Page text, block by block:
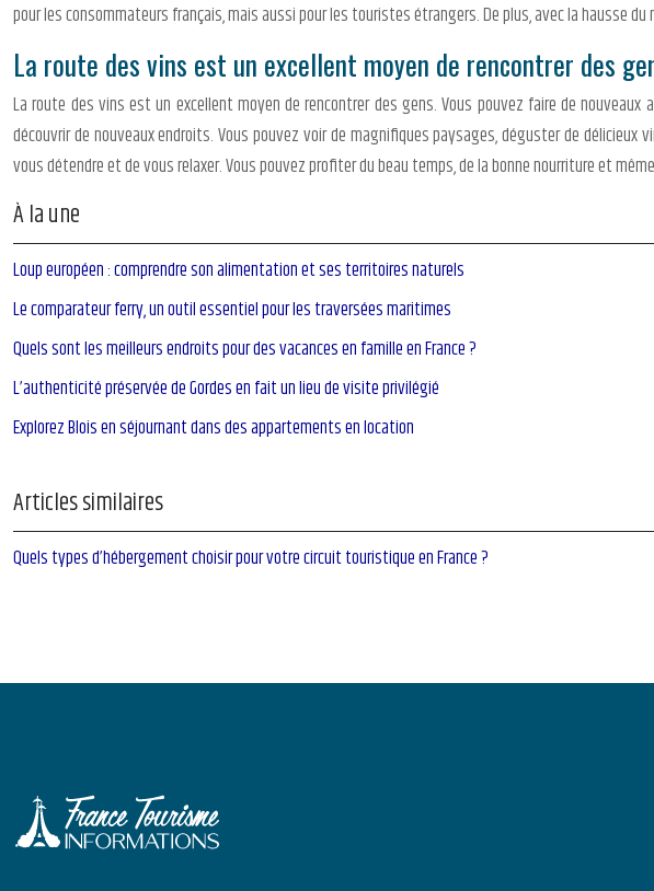
pour les consommateurs français, mais aussi pour les touristes étrangers. De plus, avec la hausse
La route des vins est un excellent moyen de rencontrer des
La route des vins est un excellent moyen de rencontrer des gens. Vous pouvez faire de
découvrir de nouveaux endroits. Vous pouvez voir de magnifiques paysages, déguster de
vous détendre et de vous relaxer. Vous pouvez profiter du beau temps, de la bonne nourriture et
À la une
Loup européen : comprendre son alimentation et ses territoires naturels
Le comparateur ferry, un outil essentiel pour les traversées maritimes
Quels sont les meilleurs endroits pour des vacances en famille en France ?
L’authenticité préservée de Gordes en fait un lieu de visite privilégié
Explorez Blois en séjournant dans des appartements en location
Articles similaires
Quels types d’hébergement choisir pour votre circuit touristique en France ?